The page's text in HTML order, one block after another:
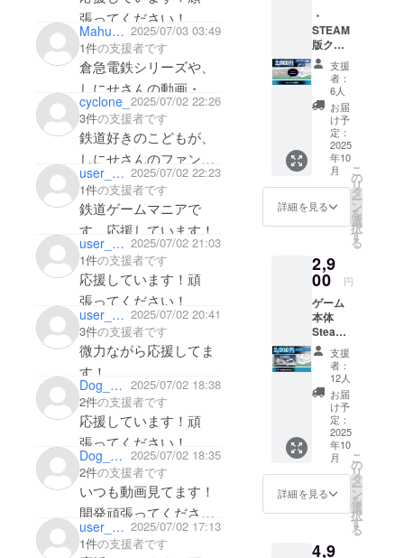
張ってください！
MahuyuYukiyuki 2025/07/03 03:49
1件の支援者です
倉急電鉄シリーズや、
しにせさんの動画・
ゲーム作品のファンで
す！微力ながら支援さ
せて頂きます。
cyclone_ 2025/07/02 22:26
3件の支援者です
鉄道好きのこどもが、
しにせさんのファンで
す。トレインプラスも
遊んでいます。微力な
がら応援しています。
user_0c2d79588594 2025/07/02 22:23
1件の支援者です
鉄道ゲームマニアで
す。応援しています！
user_aa3e6992d7d4 2025/07/02 21:03
1件の支援者です
応援しています！頑
張ってください！
user_3fff1618cfb4 2025/07/02 20:41
3件の支援者です
微力ながら応援してま
す！
Dog_Anko 2025/07/02 18:38
2件の支援者です
応援しています！頑
張ってください！
Dog_Anko 2025/07/02 18:35
2件の支援者です
いつも動画見てます！
開発頑張ってくださ
い！ゲーム楽しみで
user_ad61ae223064 2025/07/02 17:13
1件の支援者です
・
STEAM
版クレ
ジット
掲載 ・
掲載期
間：
Train
Deluxe
2026
Kuraky
u発売日
以降の
10月に
予定し
ている
ジット
反映
アップ
デート
から、
ゲーム
が存続
する限
り掲載
させて
頂きま
す。 ・
掲載方
法：
ゲーム
のエン
ディン
ドル
支援
者：
6人
お届
け予
定：
2025
年10
月
詳細を見る
こ
の
リ
タ
ー
ン
を
選
択
す
る
2,9
00 円
ゲーム
本体
Steam
ダウン
ロード
キー ・
詳細：
お得な
価格
2,900円
(税込み)
でゲー
ム本体
の
Steam
キーを
いたし
支援
者：
12人
お届
け予
定：
2025
年10
月
詳細を見る
こ
の
リ
タ
ー
ン
を
選
択
す
る
4,9